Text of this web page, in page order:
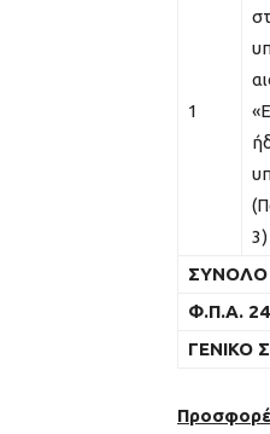
1
3)
ΣΥΝΟΛΟ
Φ.Π.Α.
ΓΕΝΙΚΟ